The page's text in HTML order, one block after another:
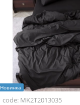
Новинка
code: MK2T2013035